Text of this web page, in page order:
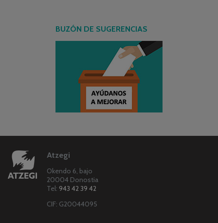
BUZÓN DE SUGERENCIAS
Atzegi
Okendo 6, bajo
20004 Donostia
Tel: 943 42 39 42
CIF: G20044095